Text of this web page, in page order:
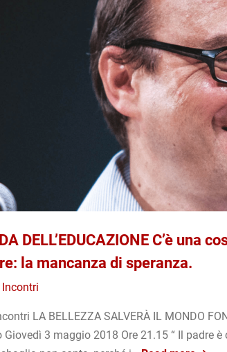
DELL’EDUCAZIONE C’è una
la mancanza di speranza.
Incontri
LA BELLEZZA SALVERÀ IL MONDO
Giovedì 3 maggio 2018 Ore 21.15 “ Il padre